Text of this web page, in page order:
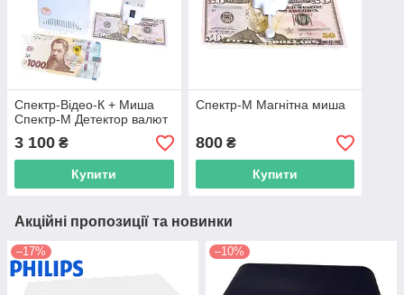
Спектр-Відео-К + Миша
Спектр-М Детектор валют
3 100 ₴
Купити
Спектр-М Магнітна миша
800₴
Купити
Акційні пропозиції та новинки
–17% –10%